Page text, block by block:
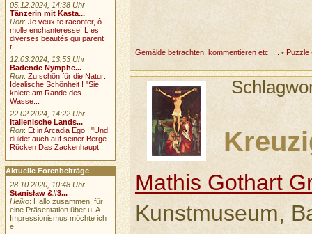
Gemälde betrachten, kommentieren etc. ... • Puzzle
Mathis Gothart
Kunstmuseum,
05.12.2024, 14:38 Uhr
Tänzerin mit Kasta...
Ron:Je veux te raconter, ô
molle enchanteresse! L es
diverses beautés qui parent
t...
12.03.2024, 13:53 Uhr
Badende Nymphe...
Ron:Zu schön für die Natur:
Idealische Schönheit ! "Sie
kniete am Rande des
Wasse...
22.02.2024, 14:22 Uhr
Italienische Lands...
Ron:Et in Arcadia Ego ! "Und
duldet auch auf seiner Berge
Rücken Das Zackenhaupt...
Aktuelle Forenbeiträge
28.10.2020, 10:48 Uhr
Stanisław &#3...
Heiko: Hallo zusammen, für
eine Präsentation über u. A.
Impressionismus möchte ich
e...